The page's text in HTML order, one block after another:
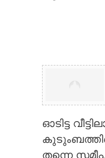
CONTACT US
ഓടിട്ട
തന്നെ